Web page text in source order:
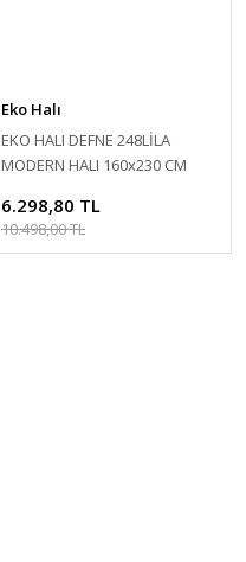
Eko Halı
EKO HALI DEFNE 248LİLA
MODERN HALI 160x230 CM
6.298,80 TL
10.498,00 TL